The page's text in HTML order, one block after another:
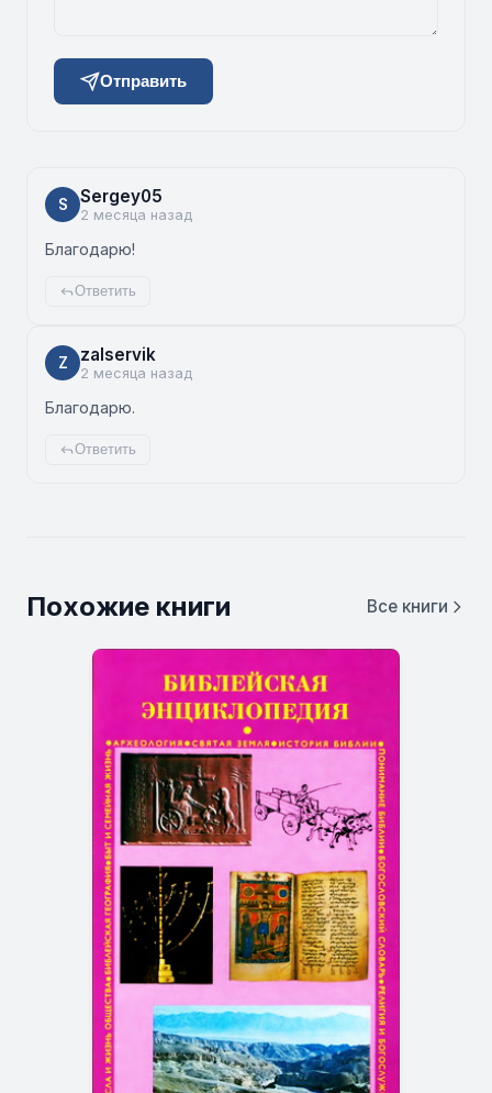
Отправить
S Sergey05
2 месяца назад
Благодарю!
Ответить
Z zalservik
2 месяца назад
Благодарю.
Ответить
Похожие книги Все книги